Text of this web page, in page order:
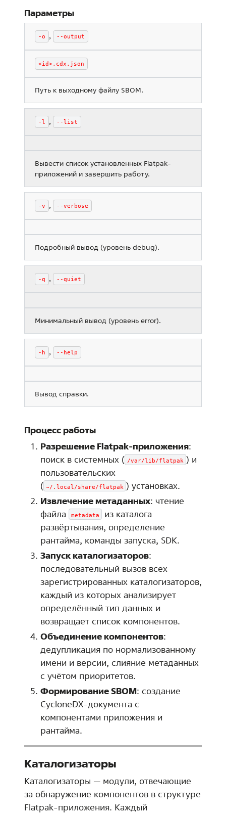
Параметры
-o , --output
<id>.cdx.json
Путь к выходному файлу SBOM.
-l , --list
Вывести список установленных Flatpak-
приложений и завершить работу.
-v , --verbose
Подробный вывод (уровень debug).
-q , --quiet
Минимальный вывод (уровень error).
-h , --help
Вывод справки.
Процесс работы
Разрешение Flatpak-приложения:
поиск в системных ( /var/lib/flatpak ) и
пользовательских
( ~/.local/share/flatpak ) установках.
Извлечение метаданных: чтение
файла
metadata
из каталога
развёртывания, определение
рантайма, команды запуска, SDK.
Запуск каталогизаторов:
последовательный вызов всех
зарегистрированных каталогизаторов,
каждый из которых анализирует
определённый тип данных и
возвращает список компонентов.
Объединение компонентов:
дедупликация по нормализованному
имени и версии, слияние метаданных
с учётом приоритетов.
Формирование SBOM: создание
CycloneDX-документа с
компонентами приложения и
рантайма.
Каталогизаторы
Каталогизаторы — модули, отвечающие
за обнаружение компонентов в структуре
Flatpak-приложения. Каждый